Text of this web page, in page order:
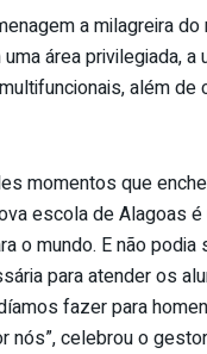
a milagreira
área privilegiada,
além
momentos que
escola de Alagoas
o mundo. E não
para atender os
fazer para
nós”, celebrou o